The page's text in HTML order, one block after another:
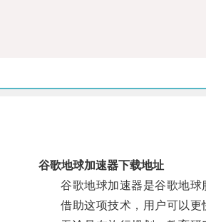
谷歌地球加速器下载地址
谷歌地球加速器是谷歌地球
借助这项技术，用户可以更快